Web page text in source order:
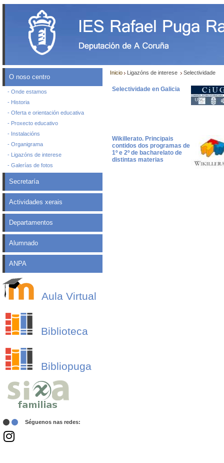
O noso centro
- Onde estamos
- Historia
- Oferta e orientación educativa
- Proxecto educativo
- Instalacións
- Organigrama
- Ligazóns de interese
- Galerías de fotos
Secretaría
Actividades xerais
Departamentos
Alumnado
ANPA
Aula Virtual
Biblioteca
Bibliopuga
Séguenos nas redes:
Inicio Ligazóns de interese Selectividade
Selectividade en Galicia
Wikillerato. Principais
contidos dos programas de
1º e 2º de bacharelato de
distintas materias